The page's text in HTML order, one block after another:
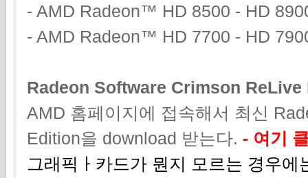
- AMD Radeon™ HD 8500 - HD
- AMD Radeon™ HD 7700 - HD
Radeon Software Crimson ReLive
AMD 홈페이지에 접속해서 최신
Edition을 download 받는다. - 여기
그래픽ㅏ카드가 뭔지 모르는 경우